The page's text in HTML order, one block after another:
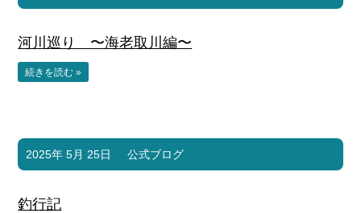
河川巡り 〜海老取川編〜
続きを読む »
2025年 5月 25日 公式ブログ
釣行記